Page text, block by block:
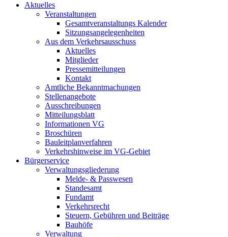
Aktuelles
Veranstaltungen
Gesamtveranstaltungs Kalender
Sitzungsangelegenheiten
Aus dem Verkehrsausschuss
Aktuelles
Mitglieder
Pressemitteilungen
Kontakt
Amtliche Bekanntmachungen
Stellenangebote
Ausschreibungen
Mitteilungsblatt
Informationen VG
Broschüren
Bauleitplanverfahren
Verkehrshinweise im VG-Gebiet
Bürgerservice
Verwaltungsgliederung
Melde- & Passwesen
Standesamt
Fundamt
Verkehrsrecht
Steuern, Gebühren und Beiträge
Bauhöfe
Verwaltung